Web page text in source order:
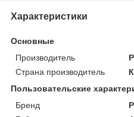
Характеристики
Основные
Производитель
Страна производитель
Пользовательские
Бренд